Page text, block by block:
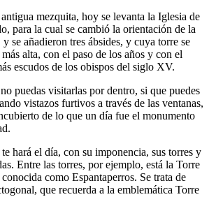
mezquita, hoy se levanta la Iglesia de
para la cual se cambió la orientación de la
se añadieron tres ábsides, y cuya torre se
alta, con el paso de los años y con el
escudos de los obispos del siglo XV.
puedas visitarlas por dentro, si que puedes
vistazos furtivos a través de las ventanas,
de lo que un día fue el monumento
hará el día, con su imponencia, sus torres y
Entre las torres, por ejemplo, está la Torre
como Espantaperros. Se trata de
que recuerda a la emblemática Torre